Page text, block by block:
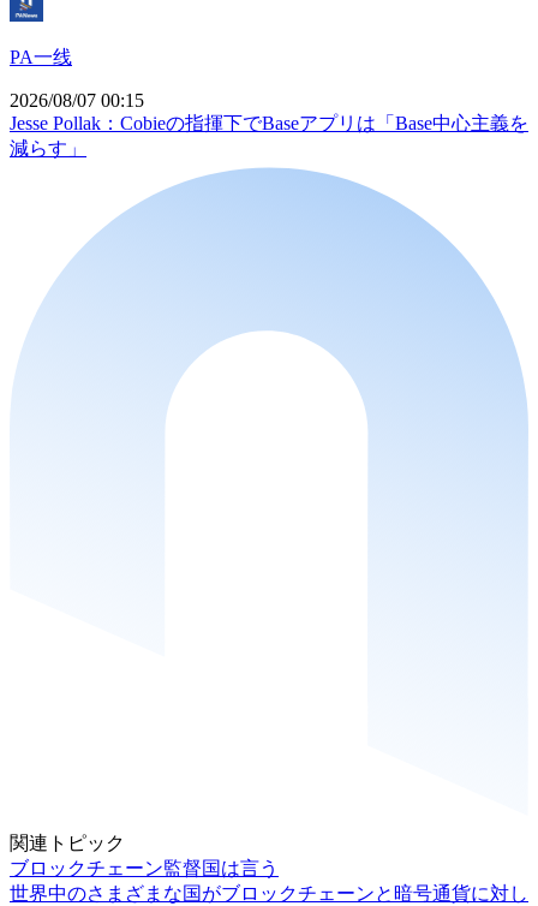
PA一线
2026/08/07 00:15
Jesse Pollak：Cobieの指揮下でBaseアプリは「Base中心主義を
減らす」
関連トピック
ブロックチェーン監督国は言う
世界中のさまざまな国がブロックチェーンと暗号通貨に対し